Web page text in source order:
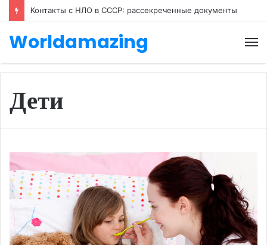
Контакты с НЛО в СССР: рассекреченные документы
Worldamazing
Дети